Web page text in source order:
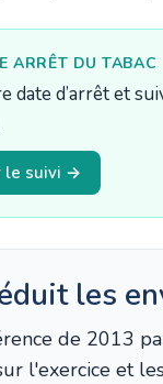
ARRÊT DU TABAC
date d’arrêt et
le suivi →
les
de 2013
l'exercice et